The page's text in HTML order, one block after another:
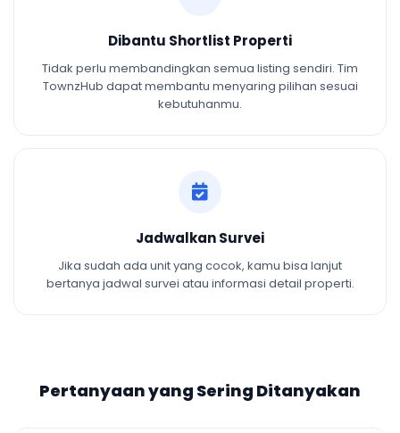
Dibantu Shortlist Properti
Tidak perlu membandingkan semua listing sendiri. Tim
TownzHub dapat membantu menyaring pilihan sesuai
kebutuhanmu.
Jadwalkan Survei
Jika sudah ada unit yang cocok, kamu bisa lanjut
bertanya jadwal survei atau informasi detail properti.
Pertanyaan yang Sering Ditanyakan